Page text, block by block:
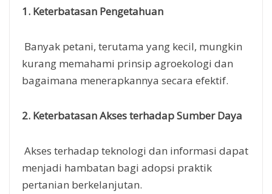
1. Keterbatasan Pengetahuan
Banyak petani, terutama yang kecil, mungkin
kurang memahami prinsip agroekologi dan
bagaimana menerapkannya secara efektif.
2. Keterbatasan Akses terhadap Sumber Daya
Akses terhadap teknologi dan informasi dapat
menjadi hambatan bagi adopsi praktik
pertanian berkelanjutan.